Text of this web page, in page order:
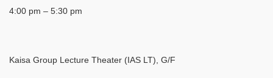
4:00 pm – 5:30 pm
Kaisa Group Lecture Theater (IAS LT), G/F